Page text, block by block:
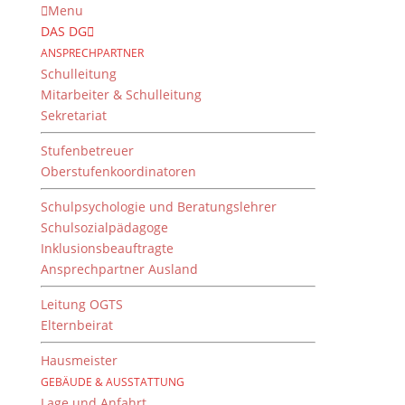
Menu
DAS DG
ANSPRECHPARTNER
Schulleitung
Mitarbeiter & Schulleitung
Sekretariat
Stufenbetreuer
Oberstufenkoordinatoren
Schulpsychologie und Beratungslehrer
Schulsozialpädagoge
Inklusionsbeauftragte
Ansprechpartner Ausland
Leitung OGTS
Elternbeirat
Hausmeister
GEBÄUDE & AUSSTATTUNG
IT-Projekt mit Brose
von Christian Herbst